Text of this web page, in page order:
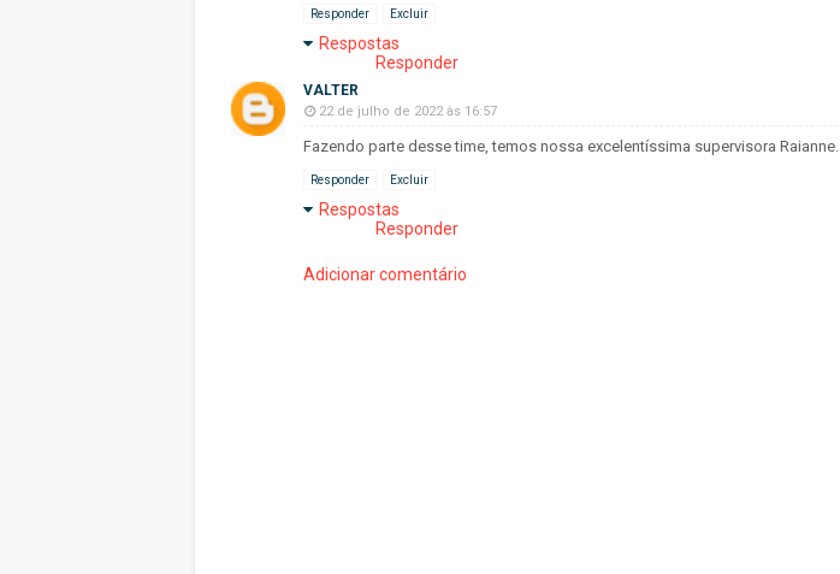
Responder Excluir
Respostas
Responder
VALTER
22 de julho de 2022 às 16:57
Fazendo parte desse time, temos nossa excelentíssima supervisora Raianne.
Responder Excluir
Respostas
Responder
Adicionar comentário